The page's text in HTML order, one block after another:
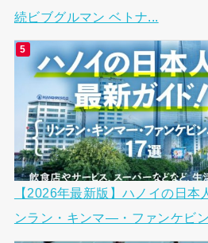
続ビブグルマン ベトナ...
【2026年最新版】ハノイの日本
ンラン・キンマ―・ファンケビ